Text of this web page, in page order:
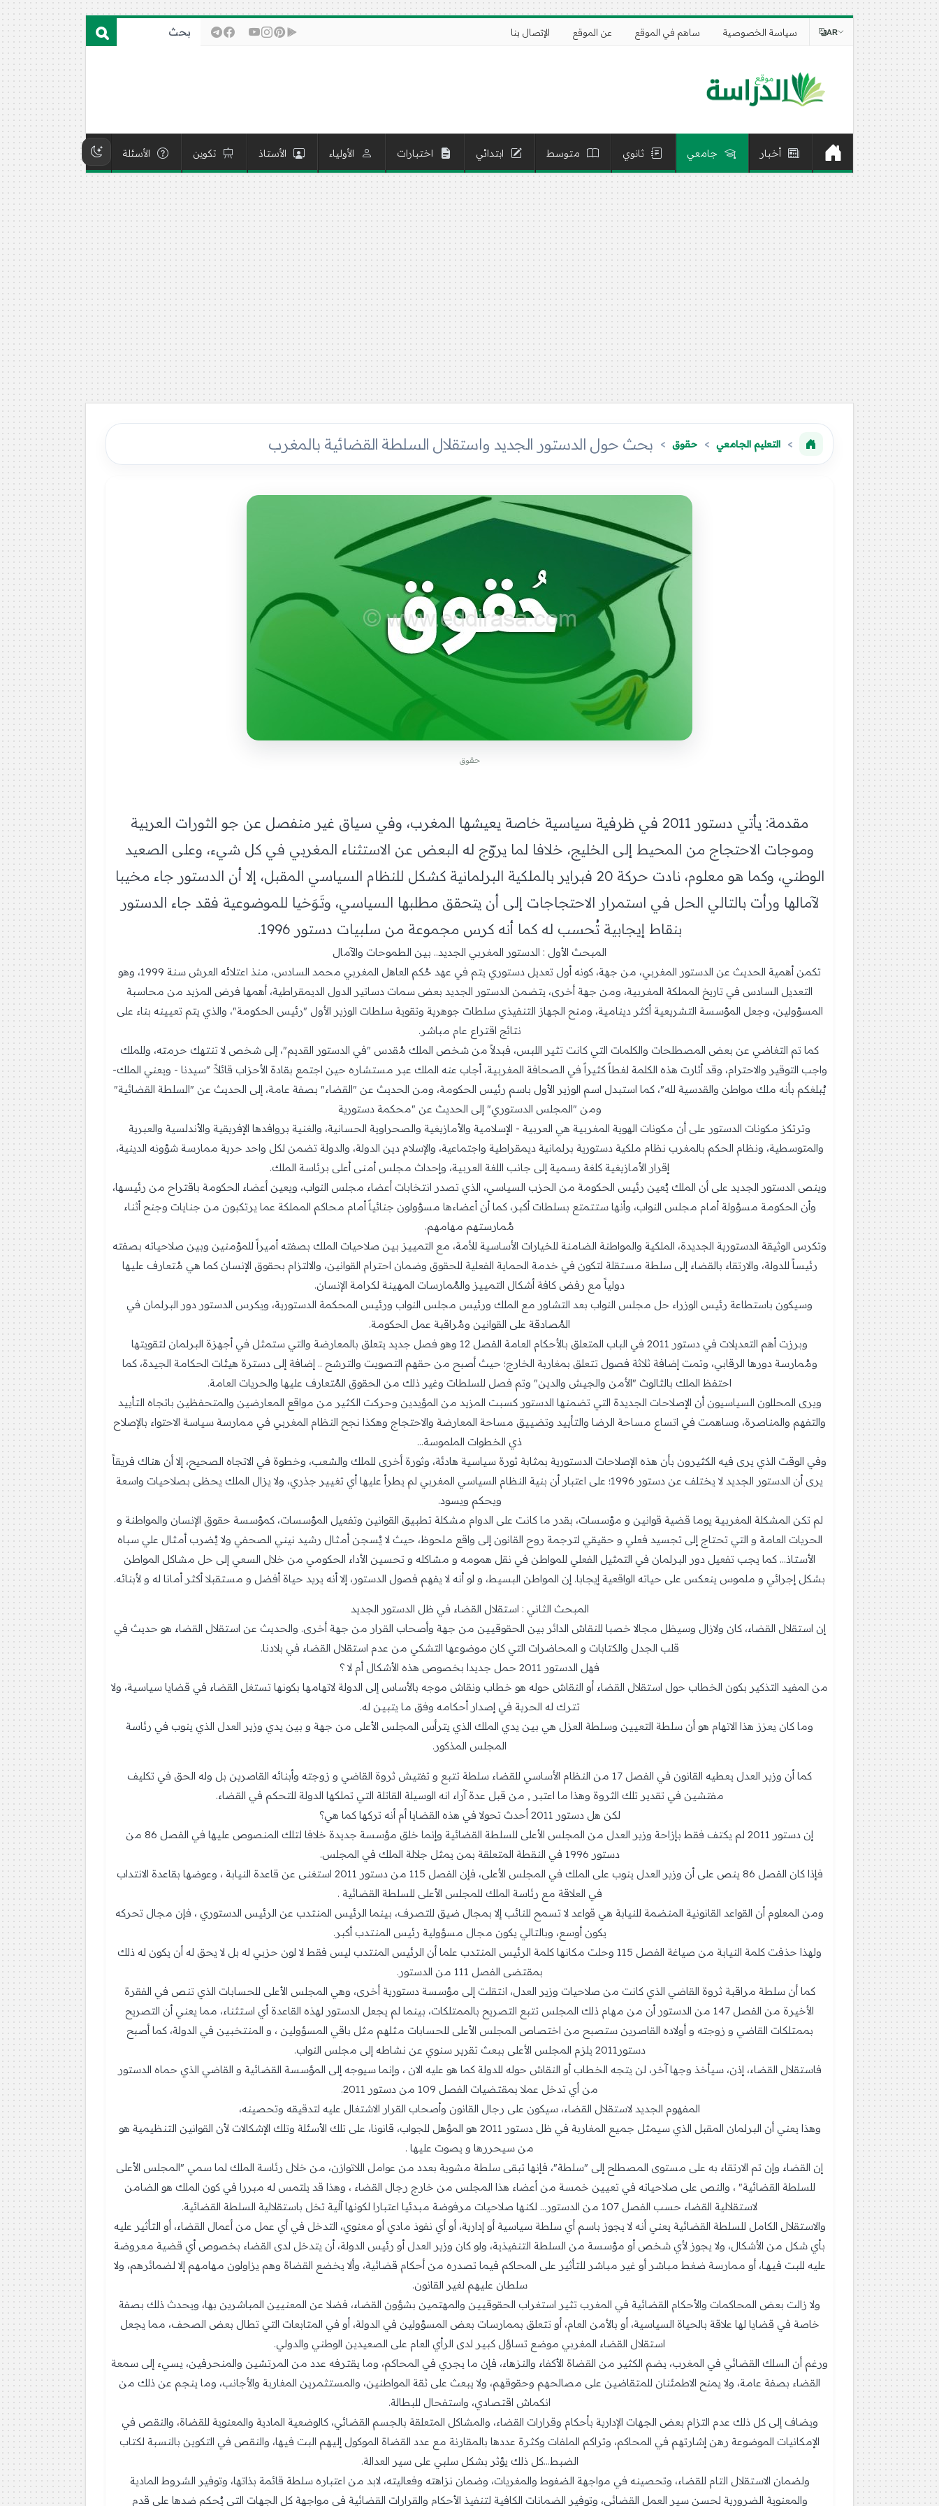
سياسة الخصوصية ساهم في الموقع عن الموقع الإتصال بنا AR
أخبار جامعي ثانوي متوسط ابتدائي اختبارات الأولياء الأستاذ تكوين الأسئلة
التعليم الجامعي حقوق بحث حول الدستور الجديد واستقلال السلطة القضائية بالمغرب
حقوق
مقدمة: يأتي دستور 2011 في ظرفية سياسية خاصة يعيشها المغرب، وفي سياق غير منفصل عن جو الثورات العربية
وموجات الاحتجاج من المحيط إلى الخليج، خلافا لما يروّج له البعض عن الاستثناء المغربي في كل شيء، وعلى الصعيد
الوطني، وكما هو معلوم، نادت حركة 20 فبراير بالملكية البرلمانية كشكل للنظام السياسي المقبل، إلا أن الدستور جاء مخيبا
لآمالها ورأت بالتالي الحل في استمرار الاحتجاجات إلى أن يتحقق مطلبها السياسي، وتَـوَخيا للموضوعية فقد جاء الدستور
بنقاط إيجابية تُحسب له كما أنه كرس مجموعة من سلبيات دستور 1996.
المبحث الأول : الدستور المغربي الجديد.. بين الطموحات والآمال
تكمن أهمية الحديث عن الدستور المغربي، من جهة، كونه أول تعديل دستوري يتم في عهد حُكم العاهل المغربي محمد السادس، منذ اعتلائه العرش سنة 1999، وهو
التعديل السادس في تاريخ المملكة المغربية، ومن جهة أخرى، يتضمن الدستور الجديد بعض سمات دساتير الدول الديمقراطية، أهمها فرض المزيد من محاسبة
المسؤولين، وجعل المؤسسة التشريعية أكثر دينامية، ومنح الجهاز التنفيذي سلطات جوهرية وتقوية سلطات الوزير الأول "رئيس الحكومة"، والذي يتم تعيينه بناء على
نتائج اقتراع عام مباشر.
كما تم التغاضي عن بعض المصطلحات والكلمات التي كانت تثير اللبس، فبدلاً من شخص الملك مُقدس "في الدستور القديم"، إلى شخص لا تنتهك حرمته، وللملك
واجب التوقير والاحترام، وقد أثارت هذه الكلمة لغطاً كثيراً في الصحافة المغربية، أجاب عنه الملك عبر مستشاره حين اجتمع بقادة الأحزاب قائلاً: "سيدنا - ويعني الملك-
يُبلغكم بأنه ملك مواطن والقدسية لله"، كما استبدل اسم الوزير الأول باسم رئيس الحكومة، ومن الحديث عن "القضاء" بصفة عامة، إلى الحديث عن "السلطة القضائية"
ومن "المجلس الدستوري" إلى الحديث عن "محكمة دستورية
وترتكز مكونات الدستور على أن مكونات الهوية المغربية هي العربية - الإسلامية والأمازيغية والصحراوية الحسانية، والغنية بروافدها الإفريقية والأندلسية والعبرية
والمتوسطية، ونظام الحكم بالمغرب نظام ملكية دستورية برلمانية ديمقراطية واجتماعية، والإسلام دين الدولة، والدولة تضمن لكل واحد حرية ممارسة شؤونه الدينية،
إقرار الأمازيغية كلغة رسمية إلى جانب اللغة العربية، وإحداث مجلس أمنى أعلى برئاسة الملك.
وينص الدستور الجديد على أن الملك يُعين رئيس الحكومة من الحزب السياسي، الذي تصدر انتخابات أعضاء مجلس النواب، ويعين أعضاء الحكومة باقتراح من رئيسها،
وأن الحكومة مسؤولة أمام مجلس النواب، وأنها ستتمتع بسلطات أكبر، كما أن أعضاءها مسؤولون جنائياً أمام محاكم المملكة عما يرتكبون من جنايات وجنح أثناء
مُمارستهم مهامهم.
وتكرس الوثيقة الدستورية الجديدة، الملكية والمواطنة الضامنة للخيارات الأساسية للأمة، مع التمييز بين صلاحيات الملك بصفته أميراً للمؤمنين وبين صلاحياته بصفته
رئيساً للدولة، والارتقاء بالقضاء إلى سلطة مستقلة لتكون في خدمة الحماية الفعلية للحقوق وضمان احترام القوانين، والالتزام بحقوق الإنسان كما هي مُتعارف عليها
دولياً مع رفض كافة أشكال التمييز والمُمارسات المهينة لكرامة الإنسان.
وسيكون باستطاعة رئيس الوزراء حل مجلس النواب بعد التشاور مع الملك ورئيس مجلس النواب ورئيس المحكمة الدستورية، ويكرس الدستور دور البرلمان في
المُصادقة على القوانين ومُراقبة عمل الحكومة.
وبرزت أهم التعديلات في دستور 2011 في الباب المتعلق بالأحكام العامة الفصل 12 وهو فصل جديد يتعلق بالمعارضة والتي ستمثل في أجهزة البرلمان لتقويتها
ومُمارسة دورها الرقابي، وتمت إضافة ثلاثة فصول تتعلق بمغاربة الخارج؛ حيث أصبح من حقهم التصويت والترشح .. إضافة إلى دسترة هيئات الحكامة الجيدة، كما
احتفظ الملك بالثالوث "الأمن والجيش والدين" وتم فصل للسلطات وغير ذلك من الحقوق المُتعارف عليها والحريات العامة.
ويرى المحللون السياسيون أن الإصلاحات الجديدة التي تضمنها الدستور كسبت المزيد من المؤيدين وحركت الكثير من مواقع المعارضين والمتحفظين باتجاه التأييد
والتفهم والمناصرة، وساهمت في اتساع مساحة الرضا والتأييد وتضييق مساحة المعارضة والاحتجاج وهكذا نجح النظام المغربي في ممارسة سياسة الاحتواء بالإصلاح
ذي الخطوات الملموسة...
وفي الوقت الذي يرى فيه الكثيرون بأن هذه الإصلاحات الدستورية بمثابة ثورة سياسية هادئة، وثورة أخرى للملك والشعب، وخطوة في الاتجاه الصحيح، إلا أن هناك فريقاً
يرى أن الدستور الجديد لا يختلف عن دستور 1996؛ على اعتبار أن بنية النظام السياسي المغربي لم يطرأ عليها أي تغيير جذري، ولا يزال الملك يحظى بصلاحيات واسعة
ويحكم ويسود.
لم تكن المشكلة المغربية يوما قضية قوانين و مؤسسات، بقدر ما كانت على الدوام مشكلة تطبيق القوانين وتفعيل المؤسسات، كمؤسسة حقوق الإنسان والمواطنة و
الحريات العامة و التي تحتاج إلى تجسيد فعلي و حقيقي لترجمة روح القانون إلى واقع ملحوظ، حيث لا يُسجن أمثال رشيد نيني الصحفي ولا يُضرب أمثال علي سباه
الأستاذ... كما يجب تفعيل دور البرلمان في التمثيل الفعلي للمواطن في نقل همومه و مشاكله و تحسين الأداء الحكومي من خلال السعي إلى حل مشاكل المواطن
بشكل إجرائي و ملموس ينعكس على حياته الواقعية إيجابا. إن المواطن البسيط، و لو أنه لا يفهم فصول الدستور، إلا أنه يريد حياة أفضل و مستقبلا أكثر أمانا له و لأبنائه.
المبحث الثاني : استقلال القضاء في ظل الدستور الجديد
إن استقلال القضاء، كان ولازال وسيظل مجالا خصبا للنقاش الدائر بين الحقوقيين من جهة وأصحاب القرار من جهة أخرى. والحديث عن استقلال القضاء هو حديث في
قلب الجدل والكتابات و المحاضرات التي كان موضوعها التشكي من عدم استقلال القضاء في بلادنا.
فهل الدستور 2011 حمل جديدا بخصوص هذه الأشكال أم لا ؟
من المفيد التذكير بكون الخطاب حول استقلال القضاء أو النقاش حوله هو خطاب ونقاش موجه بالأساس إلى الدولة لاتهامها بكونها تستغل القضاء في قضايا سياسية، ولا
تترك له الحرية في إصدار أحكامه وفق ما يتبين له.
وما كان يعزز هذا الاتهام هو أن سلطة التعيين وسلطة العزل هي بين يدي الملك الذي يترأس المجلس الأعلى من جهة و بين يدي وزير العدل الذي ينوب في رئاسة
المجلس المذكور.
كما أن وزير العدل يعطيه القانون في الفصل 17 من النظام الأساسي للقضاء سلطة تتبع و تفتيش ثروة القاضي و زوجته وأبنائه القاصرين بل وله الحق في تكليف
مفتشين في تقدير تلك الثروة وهذا ما اعتبر , من قبل عدة آراء انه الوسيلة القاتلة التي تملكها الدولة للتحكم في القضاء.
لكن هل دستور 2011 أحدث تحولا في هذه القضايا أم أنه تركها كما هي؟
إن دستور 2011 لم يكتف فقط بإزاحة وزير العدل من المجلس الأعلى للسلطة القضائية وإنما خلق مؤسسة جديدة خلافا لتلك المنصوص عليها في الفصل 86 من
دستور 1996 في النقطة المتعلقة بمن يمثل جلالة الملك في المجلس.
فإذا كان الفصل 86 ينص على أن وزير العدل ينوب على الملك في المجلس الأعلى، فإن الفصل 115 من دستور 2011 استغنى عن قاعدة النيابة ، وعوضها بقاعدة الانتداب
في العلاقة مع رئاسة الملك للمجلس الأعلى للسلطة القضائية .
ومن المعلوم أن القواعد القانونية المنضمة للنيابة هي قواعد لا تسمح للنائب إلا بمجال ضيق للتصرف، بينما الرئيس المنتدب عن الرئيس الدستوري ، فإن مجال تحركه
يكون أوسع، وبالتالي يكون مجال مسؤولية رئيس المنتدب أكبر.
ولهذا حذفت كلمة النيابة من صياغة الفصل 115 وحلت مكانها كلمة الرئيس المنتدب علما أن الرئيس المنتدب ليس فقط لا لون حزبي له بل لا يحق له أن يكون له ذلك
بمقتضى الفصل 111 من الدستور.
كما أن سلطة مراقبة ثروة القاضي الذي كانت من صلاحيات وزير العدل، انتقلت إلى مؤسسة دستورية أخرى، وهي المجلس الأعلى للحسابات الذي تنص في الفقرة
الأخيرة من الفصل 147 من الدستور أن من مهام ذلك المجلس تتبع التصريح بالممتلكات، بينما لم يجعل الدستور لهذه القاعدة أي استثناء، مما يعني أن التصريح
بممتلكات القاضي و زوجته و أولاده القاصرين ستصبح من اختصاص المجلس الأعلى للحسابات مثلهم مثل باقي المسؤولين ، و المنتخبين في الدولة، كما أصبح
دستور2011 يلزم المجلس الأعلى ببعث تقرير سنوي عن نشاطه إلى مجلس النواب.
فاستقلال القضاء، إذن، سيأخذ وجها آخر، لن يتجه الخطاب أو النقاش حوله للدولة كما هو عليه الان ، وإنما سيوجه إلى المؤسسة القضائية و القاضي الذي حماه الدستور
من أي تدخل عملا بمقتضيات الفصل 109 من دستور 2011.
المفهوم الجديد لاستقلال القضاء، سيكون على رجال القانون وأصحاب القرار الاشتغال عليه لتدقيقه وتحصينه،
وهذا يعني أن البرلمان المقبل الذي سيمثل جميع المغاربة في ظل دستور 2011 هو المؤهل للجواب، قانونا، على تلك الأسئلة وتلك الإشكالات لأن القوانين التنظيمية هو
من سيحررها و يصوت عليها .
إن القضاء وإن تم الارتقاء به على مستوى المصطلح إلى "سلطة"، فإنها تبقى سلطة مشوبة بعدد من عوامل اللاتوازن، من خلال رئاسة الملك لما سمي "المجلس الأعلى
للسلطة القضائية" ، والنص على صلاحياته في تعيين خمسة من أعضاء هذا المجلس من خارج رجال القضاء ، وهذا قد يلتمس له مبررا في كون الملك هو الضامن
لاستقلالية القضاء حسب الفصل 107 من الدستور... لكنها صلاحيات مرفوضة مبدئيا اعتبارا لكونها آلية تخل باستقلالية السلطة القضائية.
والاستقلال الكامل للسلطة القضائية يعني أنه لا يجوز باسم أي سلطة سياسية أو إدارية، أو أي نفوذ مادي أو معنوي، التدخل في أي عمل من أعمال القضاء، أو التأثير عليه
بأي شكل من الأشكال، ولا يجوز لأي شخص أو مؤسسة من السلطة التنفيذية، ولو كان وزير العدل أو رئيس الدولة، أن يتدخل لدى القضاء بخصوص أي قضية معروضة
عليه للبت فيهـا، أو ممارسة ضغط مباشر أو غير مباشر للتأثير على المحاكم فيما تصدره من أحكام قضائية، وألا يخضع القضاة وهم يزاولون مهامهم إلا لضمائرهم، ولا
سلطان عليهم لغير القانون.
ولا زالت بعض المحاكمات والأحكام القضائية في المغرب تثير استغراب الحقوقيين والمهتمين بشؤون القضاء، فضلا عن المعنيين المباشرين بها، ويحدث ذلك بصفة
خاصة في قضايا لها علاقة بالحياة السياسية، أو بالأمن العام، أو تتعلق بممارسات بعض المسؤولين في الدولة، أو في المتابعات التي تطال بعض الصحف، مما يجعل
استقلال القضاء المغربي موضع تساؤل كبير لدى الرأي العام على الصعيدين الوطني والدولي.
ورغم أن السلك القضائي في المغرب، يضم الكثير من القضاة الأكفاء والنزهاء، فإن ما يجري في المحاكم، وما يقترفه عدد من المرتشين والمنحرفين، يسيء إلى سمعة
القضاء بصفة عامة، ولا يمنح الاطمئنان للمتقاضين على مصالحهم وحقوقهم، ولا يبعث على ثقة المواطنين، والمستثمرين المغاربة والأجانب، وما ينجم عن ذلك من
انكماش اقتصادي، واستفحال للبطالة.
ويضاف إلى كل ذلك عدم التزام بعض الجهات الإدارية بأحكام وقرارات القضاء، والمشاكل المتعلقة بالجسم القضائي، كالوضعية المادية والمعنوية للقضاة، والنقص في
الإمكانيات الموضوعة رهن إشارتهم في المحاكم، وتراكم الملفات وكثرة عددها بالمقارنة مع عدد القضاة الموكول إليهم البت فيها، والنقص في التكوين بالنسبة لكتاب
الضبط...كل ذلك يؤثر بشكل سلبي على سير العدالة.
ولضمان الاستقلال التام للقضاء، وتحصينه في مواجهة الضغوط والمغريات، وضمان نزاهته وفعاليته، لابد من اعتباره سلطة قائمة بذاتها، وتوفير الشروط المادية
والمعنوية الضرورية لحسن سير العمل القضائي، وتوفير الضمانات الكافية لتنفيذ الأحكام والقرارات القضائية في مواجهة كل الجهات التي يُحكم ضدها على قدم